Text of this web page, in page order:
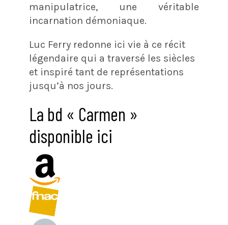
manipulatrice, une véritable
incarnation démoniaque.
Luc Ferry redonne ici vie à ce récit
légendaire qui a traversé les siècles
et inspiré tant de représentations
jusqu’à nos jours.
La bd « Carmen »
disponible ici